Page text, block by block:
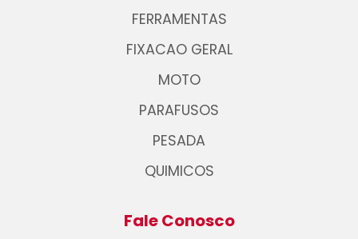
FERRAMENTAS
FIXACAO GERAL
MOTO
PARAFUSOS
PESADA
QUIMICOS
Fale Conosco